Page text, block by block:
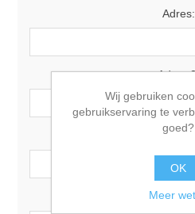
Adres:
Adres
Plaats:
Wij gebruiken
gebruikservaring te
goed?
OK
Meer